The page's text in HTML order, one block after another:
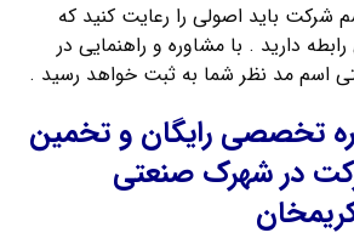
شرکت باید اصولی را رعایت کنید که
دارید . با مشاوره و راهنمایی در
اسم مد نظر شما به ثبت خواهد رسید .
تخصصی رایگان و تخمین
در شهرک صنعتی